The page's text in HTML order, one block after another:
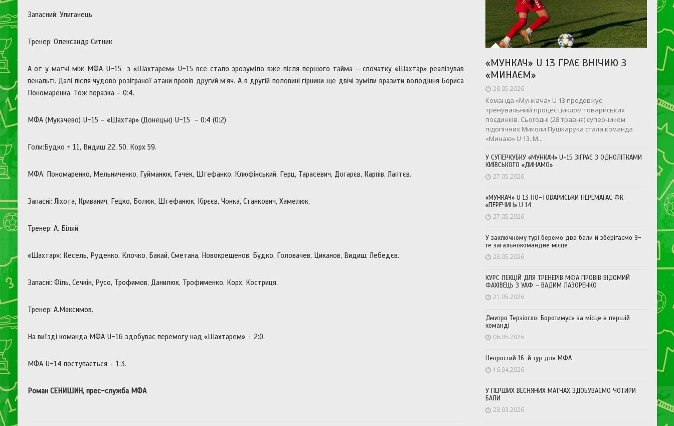
Запасний: Улиганець
Тренер: Олександр Ситник
А от у матчі між МФА U-15 з «Шахтарем» U-15 все стало зрозуміло вже після першого тайма – спочатку «Шахтар» реалізував
пенальті. Далі після чудово розіграної атаки провів другий м’яч. А в другій половині гірники ще двічі зуміли вразити володіння Бориса
Пономаренка. Тож поразка – 0:4.
МФА (Мукачево) U-15 – «Шахтар» (Донецьк) U-15 – 0:4 (0:2)
Голи:Будко + 11, Видиш 22, 50, Корх 59.
МФА: Пономаренко, Мельниченко, Гуйманюк, Гачек, Штефанко, Клюфінський, Герц, Тарасевич, Догарєв, Карпів, Лаптєв.
Запасні: Ліхота, Криванич, Гецко, Болюк, Штефанюк, Кірєєв, Чонка, Станкович, Хамелюк.
Тренер: А. Біляй.
«Шахтар»: Кесель, Руденко, Клочко, Бакай, Сметана, Новокрещенов, Будко, Головачев, Циканов, Видиш, Лебедєв.
Запасні: Філь, Сечкін, Русо, Трофимов, Данилюк, Трофименко, Корх, Костриця.
Тренер: А.Максимов.
На виїзді команда МФА U-16 здобуває перемогу над «Шахтарем» – 2:0.
МФА U-14 поступається – 1:3.
Роман СЕНИШИН, прес-служба МФА
«МУНКАЧ» U 13 ГРАЄ ВНІЧИЮ З
«МИНАЄМ»
28.05.2026
Команда «Мункача» U 13 продовжує
тренувальний процес циклом товариських
поєдинків. Сьогодні (28 травня) суперником
підопічних Миколи Пушкарука стала команда
«Минаю» U 13. М...
У СУПЕРКУБКУ «МУНКАЧ» U-15 ЗІГРАЄ З ОДНОЛІТКАМИ
КИЇВСЬКОГО «ДИНАМО»
27.05.2026
«МУНКАЧ» U 13 ПО-ТОВАРИСЬКИ ПЕРЕМАГАЄ ФК
«ПЕРЕЧИН» U 14
27.05.2026
У заключному турі беремо два бали й зберігаємо 9-
те загальнокомандне місце
23.05.2026
КУРС ЛЕКЦІЙ ДЛЯ ТРЕНЕРІВ МФА ПРОВІВ ВІДОМИЙ
ФАХІВЕЦЬ З УАФ – ВАДИМ ЛАЗОРЕНКО
21.05.2026
Дмитро Терзіогло: Боротимуся за місце в першій
команді
06.05.2026
Непростий 16-й тур для МФА
16.04.2026
У ПЕРШИХ ВЕСНЯНИХ МАТЧАХ ЗДОБУВАЄМО ЧОТИРИ
БАЛИ
23.03.2026